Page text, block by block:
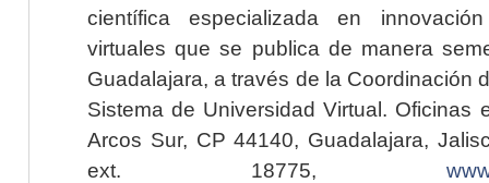
científica especializada en
virtuales que se publica de manera
Guadalajara, a través de la Coordinación
Sistema de Universidad Virtual. Oficinas
Arcos Sur, CP 44140, Guadalajara,
ext. 18775,